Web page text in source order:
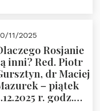
Żołnierzy
i
PRL o
16:00 – 19
11/2025
Rosjanie
inni? Red. Piotr
dr Maciej
– piątek
r. godz.